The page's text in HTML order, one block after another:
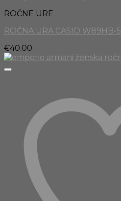
ROČNE URE
ROČNA URA CASIO W89HB-5
€40.00